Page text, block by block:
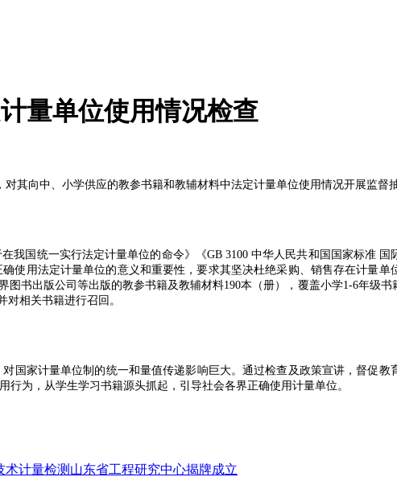
量单位使用情况检查
其向中、小学供应的教参书籍和教辅材料中法定计量单位使用情况开展监督抽
我国统一实行法定计量单位的命令》《GB 3100中华人民共和国国家标准 国
使用法定计量单位的意义和重要性，要求其坚决杜绝采购、销售存在计量
图书出版公司等出版的教参书籍及教辅材料190本（册），覆盖小学1-6年级书
对相关书籍进行召回。
国家计量单位制的统一和量值传递影响巨大。通过检查及政策宣讲，督促
为，从学生学习书籍源头抓起，引导社会各界正确使用计量单位。
计量检测山东省工程研究中心揭牌成立